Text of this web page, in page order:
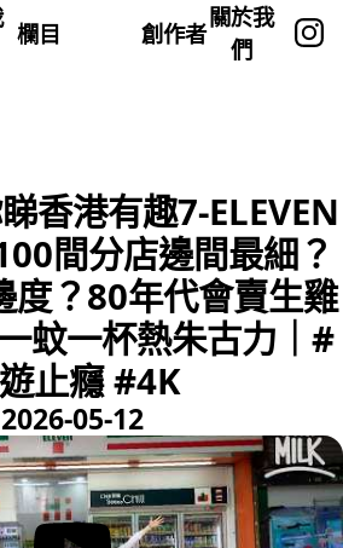
欄目 創作者
關於我
們
香港有趣7-ELEVEN
間分店邊間最細？
度？80年代會賣生雞
蚊一杯熱朱古力｜#
止癮 #4K
2026-05-12